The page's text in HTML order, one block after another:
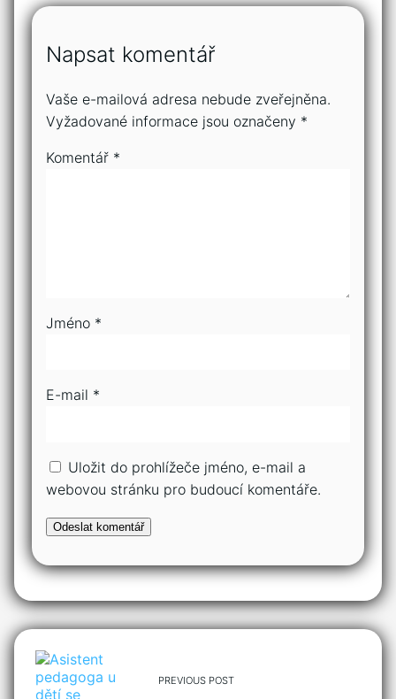
Napsat komentář
Vaše e-mailová adresa nebude zveřejněna.
Vyžadované informace jsou označeny *
Komentář *
Jméno *
E-mail *
Uložit do prohlížeče jméno, e-mail a
webovou stránku pro budoucí komentáře.
PREVIOUS POST